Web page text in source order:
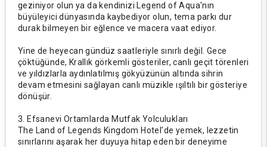
geziniyor olun ya da kendinizi Legend of Aqua'nın
büyüleyici dünyasında kaybediyor olun, tema parkı dur
durak bilmeyen bir eğlence ve macera vaat ediyor.
Yine de heyecan gündüz saatleriyle sınırlı değil. Gece
çöktüğünde, Krallık görkemli gösteriler, canlı geçit törenleri
ve yıldızlarla aydınlatılmış gökyüzünün altında sihrin
devam etmesini sağlayan canlı müzikle ışıltılı bir gösteriye
dönüşür.
3. Efsanevi Ortamlarda Mutfak Yolculukları
The Land of Legends Kingdom Hotel'de yemek, lezzetin
sınırlarını aşarak her duyuya hitap eden bir deneyime